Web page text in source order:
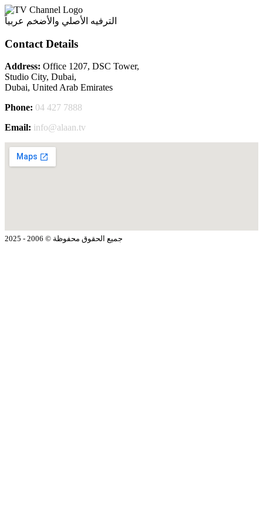
الترفيه الأصلي والأضخم عربياً
Contact Details
Address: Office 1207, DSC Tower,
Studio City, Dubai,
Dubai, United Arab Emirates
Phone: 04 427 7888
Email: info@alaan.tv
جميع الحقوق محفوظة © 2006 - 2025